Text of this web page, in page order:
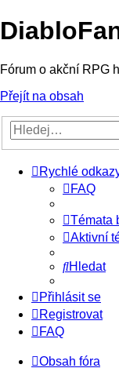
Fórum o akční RPG
Přejít na obsah
Rychlé
FAQ
Témata
Aktivní
Hledat
Přihlásit se
Registrovat
FAQ
Obsah fóra